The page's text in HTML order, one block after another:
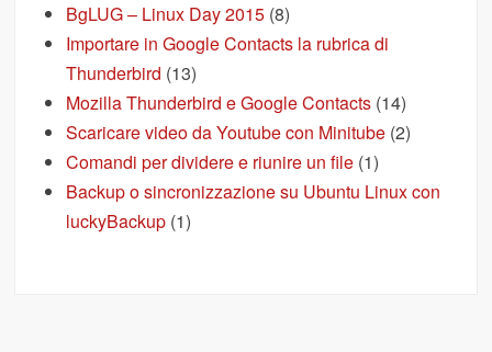
BgLUG – Linux Day 2015 (8)
Importare in Google Contacts la rubrica di
Thunderbird (13)
Mozilla Thunderbird e Google Contacts (14)
Scaricare video da Youtube con Minitube (2)
Comandi per dividere e riunire un file (1)
Backup o sincronizzazione su Ubuntu Linux con
luckyBackup (1)